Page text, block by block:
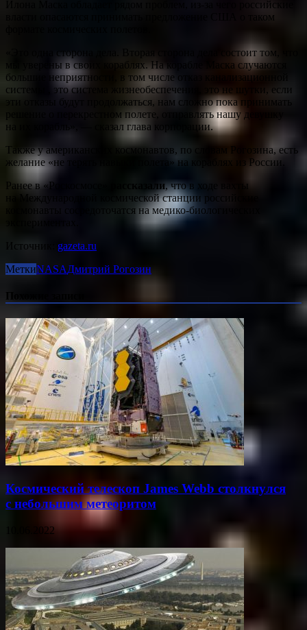
Илона Маска обладает рядом проблем, из-за чего российские
власти опасаются принимать предложение США о таком
«Это одна сторона дела. Вторая сторона дела состоит том, что
мы уверены в своих кораблях. На корабле Маска случаются
большие неприятности, в том числе отказ канализационной
системы , это система жизнеобеспечения, это не шутки, если
эти отказы будут продолжаться, нам сложно пока принимать
решение о перекрестном полете, отправлять нашу девушку
на их корабль», — сказал глава корпорации.
Также у американских космонавтов, по словам Рогозина, есть
желание «не терять навыки полета» на кораблях из России.
Ранее в «Роскосмосе»
рассказали, что в ходе вахты
на Международной космической станции российские
космонавты сосредоточатся на медико-биологических
Источник: gazeta.ru
МеткиNASAДмитрий Рогозин
Космический телескоп James Webb столкнулся
с небольшим метеоритом
10.06.2022